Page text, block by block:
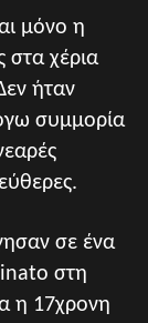
μόνο η
στα χέρια
ήταν
συμμορία
σε ένα
στη
η 17χρονη